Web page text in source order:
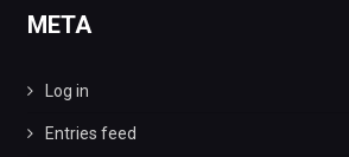
META
Log in
Entries feed